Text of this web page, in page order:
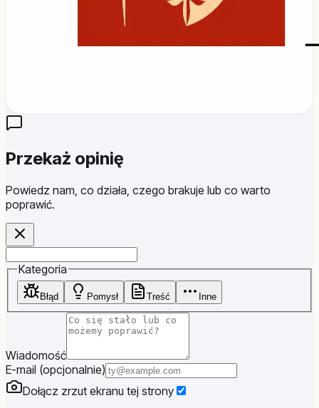
Przekaż opinię
Powiedz nam, co działa, czego brakuje lub co warto
poprawić.
Kategoria
Błąd Pomysł Treść Inne
Wiadomość
E-mail (opcjonalnie)
Dołącz zrzut ekranu tej strony